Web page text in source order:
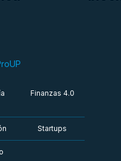
Finanzas 4.0
Startups